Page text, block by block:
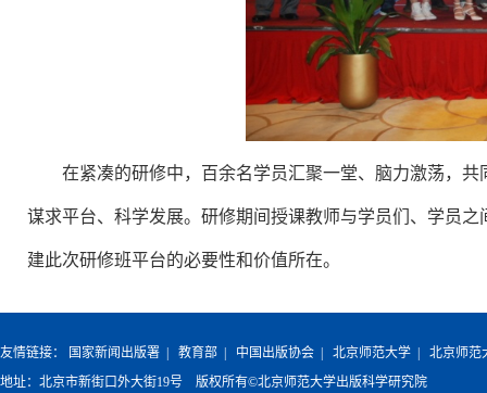
在紧凑的研修中，百余名学员汇聚一堂、脑力激荡，
谋求平台、科学发展。研修期间授课教师与学员们、学员
建此次研修班平台的必要性和价值所在。
友情链接： 国家新闻出版署 教育部 中国出版协会 北京师范大学
北京师范
地址：北京市新街口外大街19号 版权所有©北京师范大学出版科学研究院